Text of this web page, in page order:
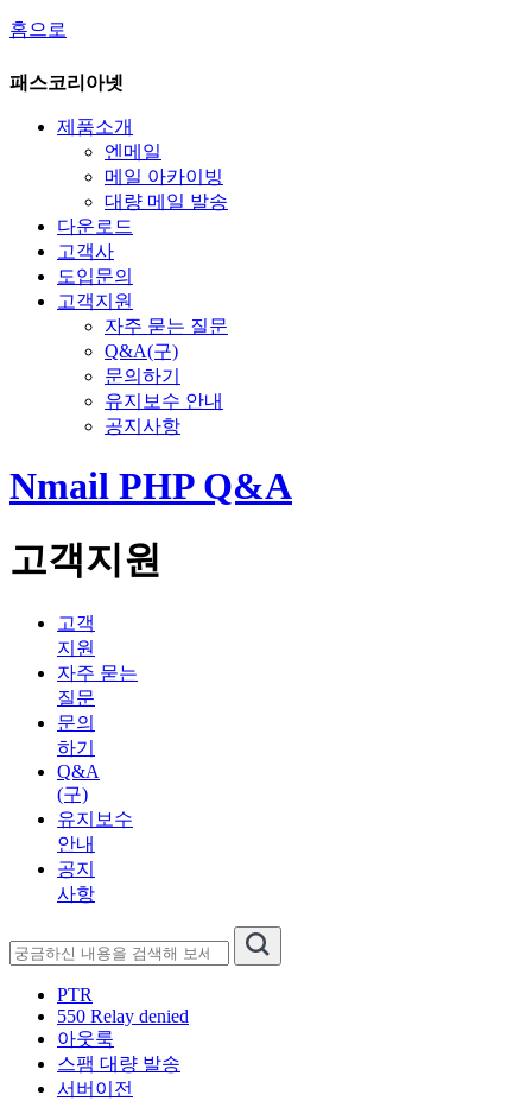
홈으로
패스코리아넷
제품소개
엔메일
메일 아카이빙
대량 메일 발송
다운로드
고객사
도입문의
고객지원
자주 묻는 질문
Q&A(구)
문의하기
유지보수 안내
공지사항
Nmail PHP Q&A
고객지원
고객
지원
자주 묻는
질문
문의
하기
Q&A
(구)
유지보수
안내
공지
사항
PTR
550 Relay denied
아웃룩
스팸 대량 발송
서버이전